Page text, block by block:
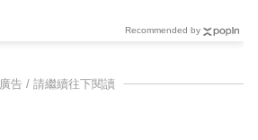
Recommended by
廣告 / 請繼續往下閱讀